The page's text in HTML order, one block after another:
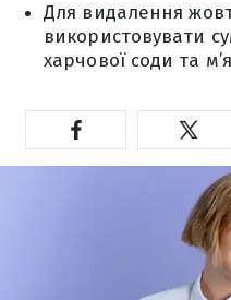
Для видалення
використовувати
харчової соди та